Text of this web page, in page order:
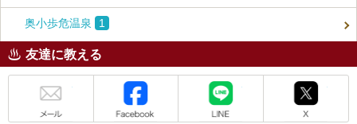
奥小歩危温泉 1
友達に教える